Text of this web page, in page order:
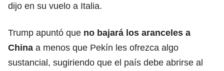
dijo en su vuelo a Italia.
Trump apuntó que no bajará los aranceles a
China a menos que Pekín les ofrezca algo
sustancial, sugiriendo que el país debe abrirse al